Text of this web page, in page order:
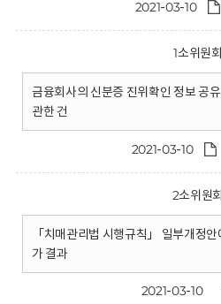
2021-03-10
1소위원회
금융회사의 신분증 진위확인 정보 공
관한 건
2021-03-10
2소위원회
「치매관리법 시행규칙」 일부개정
가 결과
2021-03-10